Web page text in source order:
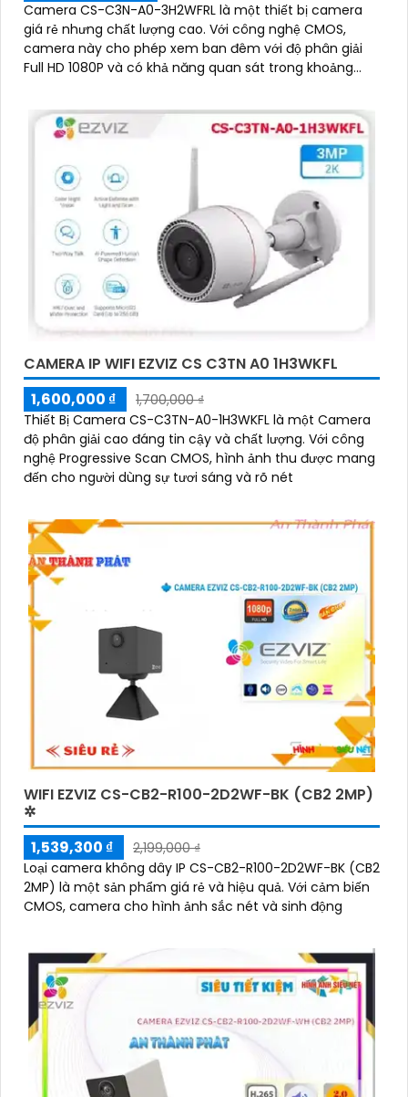
Camera CS-C3N-A0-3H2WFRL là một thiết bị camera
giá rẻ nhưng chất lượng cao. Với công nghệ CMOS,
camera này cho phép xem ban đêm với độ phân giải
Full HD 1080P và có khả năng quan sát trong khoảng
CAMERA IP WIFI EZVIZ CS C3TN A0 1H3WKFL
1,600,000 ₫
1,700,000 ₫
Thiết Bị Camera CS-C3TN-A0-1H3WKFL là một Camera
độ phân giải cao đáng tin cậy và chất lượng. Với công
nghệ Progressive Scan CMOS, hình ảnh thu được mang
đến cho người dùng sự tươi sáng và rõ nét
WIFI EZVIZ CS-CB2-R100-2D2WF-BK (CB2 2MP)
✲
1,539,300 ₫
2,199,000 ₫
Loại camera không dây IP CS-CB2-R100-2D2WF-BK (CB2
2MP) là một sản phẩm giá rẻ và hiệu quả. Với cảm biến
CMOS, camera cho hình ảnh sắc nét và sinh động